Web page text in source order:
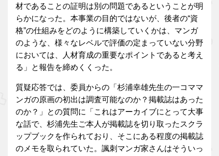
材であることの証明は別の問題であるということが明
らかになった。本事業の目的ではないが、後者の“資
格”の仕組みをどのように構築していくかは、マンガ
のような、様々なレベルで評価の定まっていない分野
においては、人材育成の重要なポイントであると考え
る」と報告を締めくくった。
質疑応答では、委員からの「杉浦幸雄先生の一コママ
ンガの原画の初出は調査可能なのか？掲載誌はあった
のか？」との質問に「これはアーカイブにとって大事
な話で、杉浦先生ご本人が掲載誌を切り取ったスクラ
ップブックを作られており、そこにある程度の掲載誌
のメモを取られていた。諷刺マンガ家さんはそういっ